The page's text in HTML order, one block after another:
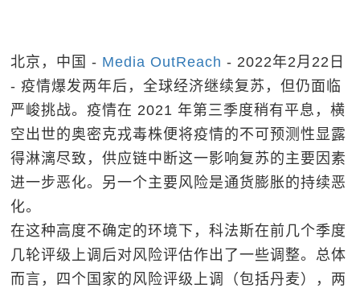
北京，中国 - Media OutReach - 2022年2月22日
- 疫情爆发两年后，全球经济继续复苏，但仍面临
严峻挑战。疫情在 2021年第三季度稍有平息，横
空出世的奥密克戎毒株便将疫情的不可预测性显露
得淋漓尽致，供应链中断这一影响复苏的主要因素
进一步恶化。另一个主要风险是通货膨胀的持续恶
化。
在这种高度不确定的环境下，科法斯在前几个季度
几轮评级上调后对风险评估作出了一些调整。总体
而言，四个国家的风险评级上调（包括丹麦），两